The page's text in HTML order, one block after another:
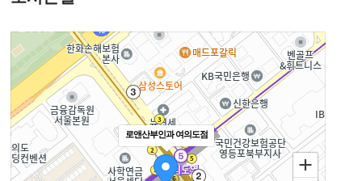
로앤산부인과 여의도점